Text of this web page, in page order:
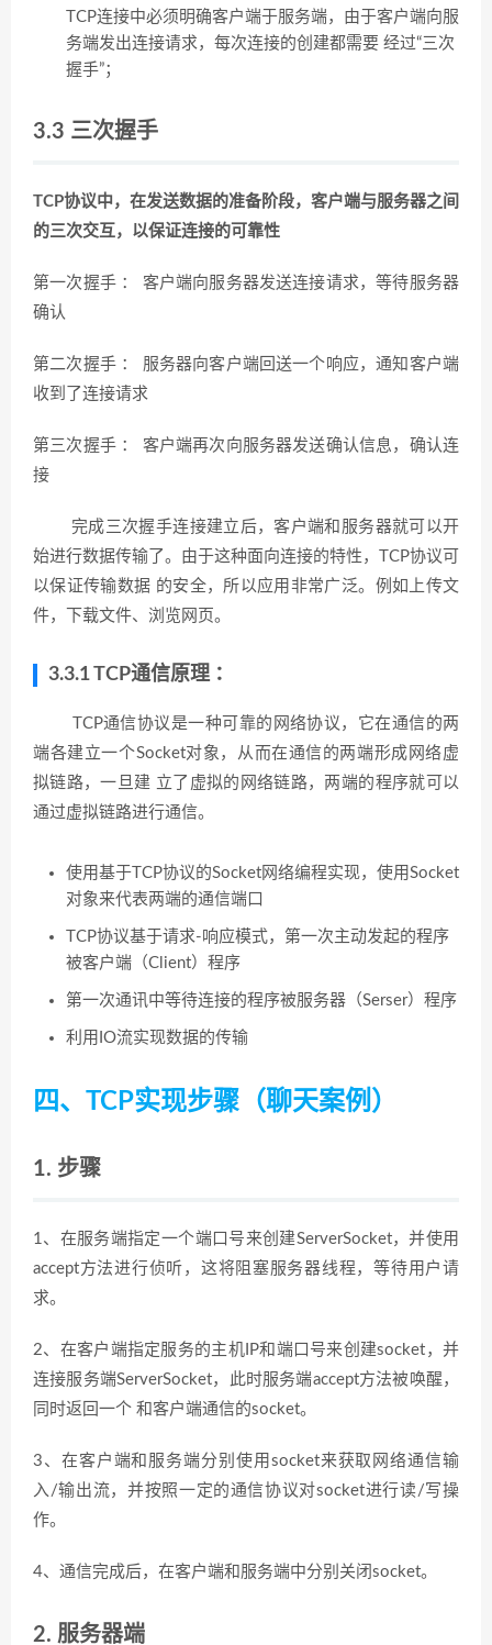
TCP连接中必须明确客户端于服务端，由于客户端向服
务端发出连接请求，每次连接的创建都需要 经过“三次
握手”；
3.3 三次握手
TCP协议中，在发送数据的准备阶段，客户端与服务器之间
的三次交互，以保证连接的可靠性
第一次握手 ： 客户端向服务器发送连接请求，等待服务器
确认
第二次握手 ： 服务器向客户端回送一个响应，通知客户端
收到了连接请求
第三次握手 ： 客户端再次向服务器发送确认信息，确认连
接
完成三次握手连接建立后，客户端和服务器就可以开
始进行数据传输了。由于这种面向连接的特性，TCP协议可
以保证传输数据 的安全，所以应用非常广泛。例如上传文
件，下载文件、浏览网页。
3.3.1 TCP通信原理 ：
TCP通信协议是一种可靠的网络协议，它在通信的两
端各建立一个Socket对象，从而在通信的两端形成网络虚
拟链路，一旦建 立了虚拟的网络链路，两端的程序就可以
通过虚拟链路进行通信。
使用基于TCP协议的Socket网络编程实现，使用Socket
对象来代表两端的通信端口
TCP协议基于请求-响应模式，第一次主动发起的程序
被客户端（Client）程序
第一次通讯中等待连接的程序被服务器（Serser）程序
利用IO流实现数据的传输
四、TCP实现步骤（聊天案例）
1. 步骤
1、在服务端指定一个端口号来创建ServerSocket，并使用
accept方法进行侦听，这将阻塞服务器线程，等待用户请
求。
2、在客户端指定服务的主机IP和端口号来创建socket，并
连接服务端ServerSocket，此时服务端accept方法被唤醒，
同时返回一个 和客户端通信的socket。
3、在客户端和服务端分别使用socket来获取网络通信输
入/输出流，并按照一定的通信协议对socket进行读/写操
作。
4、通信完成后，在客户端和服务端中分别关闭socket。
2. 服务器端